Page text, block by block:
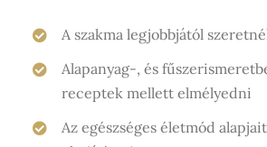
A szakma legjobbjától
Alapanyag-, és
receptek mellett elmélyedni
Az egészséges életmód